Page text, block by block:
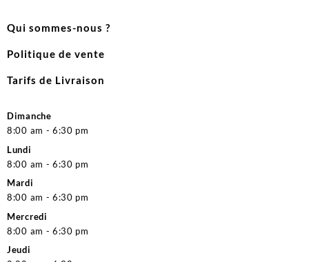
Qui sommes-nous ?
Politique de vente
Tarifs de Livraison
Dimanche
8:00 am - 6:30 pm
Lundi
8:00 am - 6:30 pm
Mardi
8:00 am - 6:30 pm
Mercredi
8:00 am - 6:30 pm
Jeudi